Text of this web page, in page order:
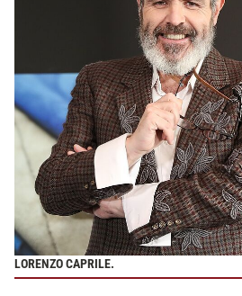
LORENZO CAPRILE.